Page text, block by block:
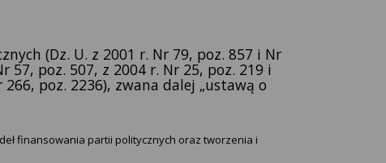
(Dz. U. z 2001 r. Nr 79, poz. 857 i Nr
57, poz. 507, z 2004 r. Nr 25, poz. 219 i
poz. 2236), zwana dalej „ustawą o
finansowania partii politycznych oraz tworzenia i